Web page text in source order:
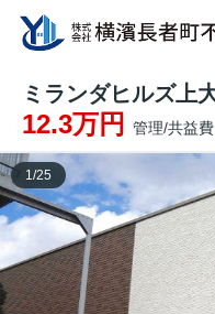
ミランダヒルズ上
12.3万円 管理/共益
1 /25